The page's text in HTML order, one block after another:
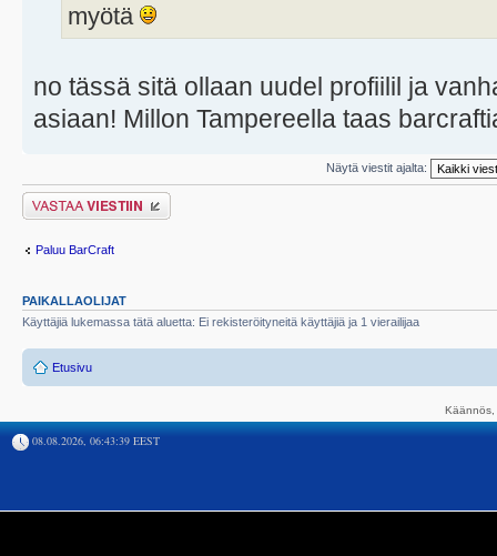
myötä
no tässä sitä ollaan uudel profiilil ja
asiaan! Millon Tampereella taas
Näytä viestit ajalta:
Lähetä vastaus
Paluu BarCraft
PAIKALLAOLIJAT
Käyttäjiä lukemassa tätä aluetta: Ei rekisteröityneitä käyttäjiä ja 1 vierailijaa
Etusivu
08.08.2026, 06:43:39 EEST